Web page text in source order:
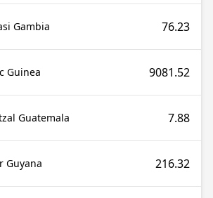
Gambia 76.23
Guinea 9081.52
Guatemala 7.88
Guyana 216.32